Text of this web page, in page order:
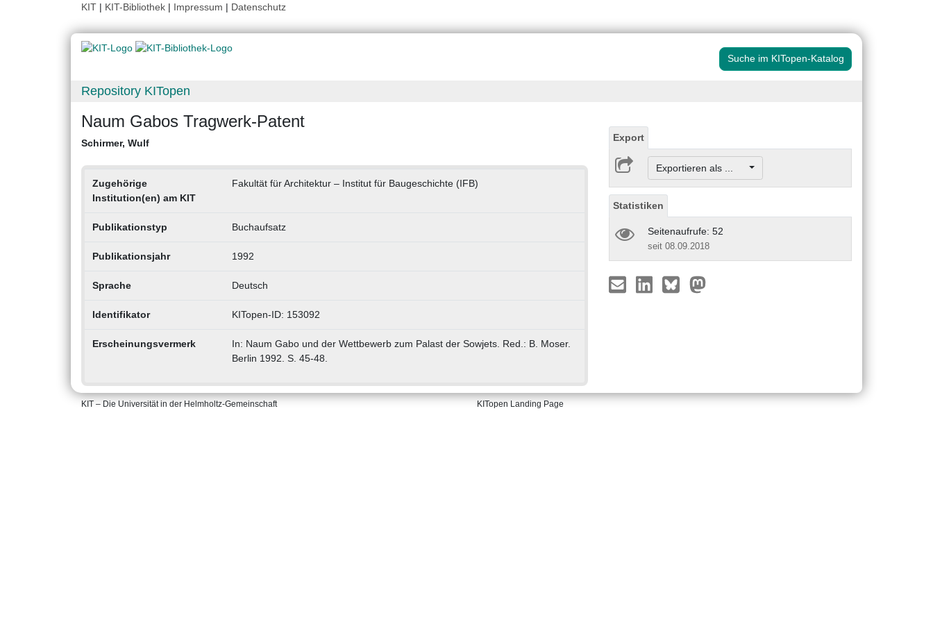
KIT | KIT-Bibliothek | Impressum | Datenschutz
Suche im KITopen-Katalog
Repository KITopen
Naum Gabos Tragwerk-Patent
Schirmer, Wulf
Zugehörige
Institution(en) am KIT
Fakultät für Architektur – Institut für Baugeschichte (IFB)
Publikationstyp Buchaufsatz
Publikationsjahr 1992
Sprache Deutsch
Identifikator KITopen-ID: 153092
Erscheinungsvermerk
In: Naum Gabo und der Wettbewerb zum Palast der Sowjets. Red.: B. Moser.
Berlin 1992. S. 45-48.
Export
Exportieren als ...
Statistiken
Seitenaufrufe: 52
seit 08.09.2018
KIT – Die Universität in der Helmholtz-Gemeinschaft KITopen Landing Page